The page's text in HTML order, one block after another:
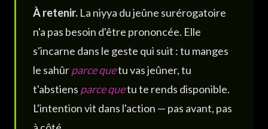
À retenir. La niyya du jeûne surérogatoire
n'a pas besoin d'être prononcée. Elle
s'incarne dans le geste qui suit : tu manges
le sahûrparce quetu vas jeûner, tu
t'abstiens parce quetu te rends disponible.
L'intention vit dans l'action — pas avant, pas